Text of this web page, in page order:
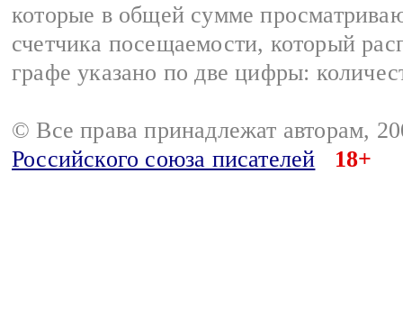
которые в общей сумме
счетчика посещаемости, который
графе указано по две цифры:
© Все права принадлежат авторам,
Российского союза писателей
18+